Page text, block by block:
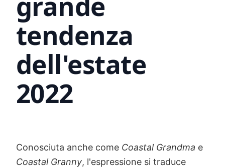
tendenza
dell'estate
2022
Conosciuta anche come Coastal Grandma e
Coastal Granny, l'espressione si traduce